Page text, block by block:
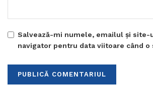
Salvează-mi numele, emailul și site-
navigator pentru data viitoare când o